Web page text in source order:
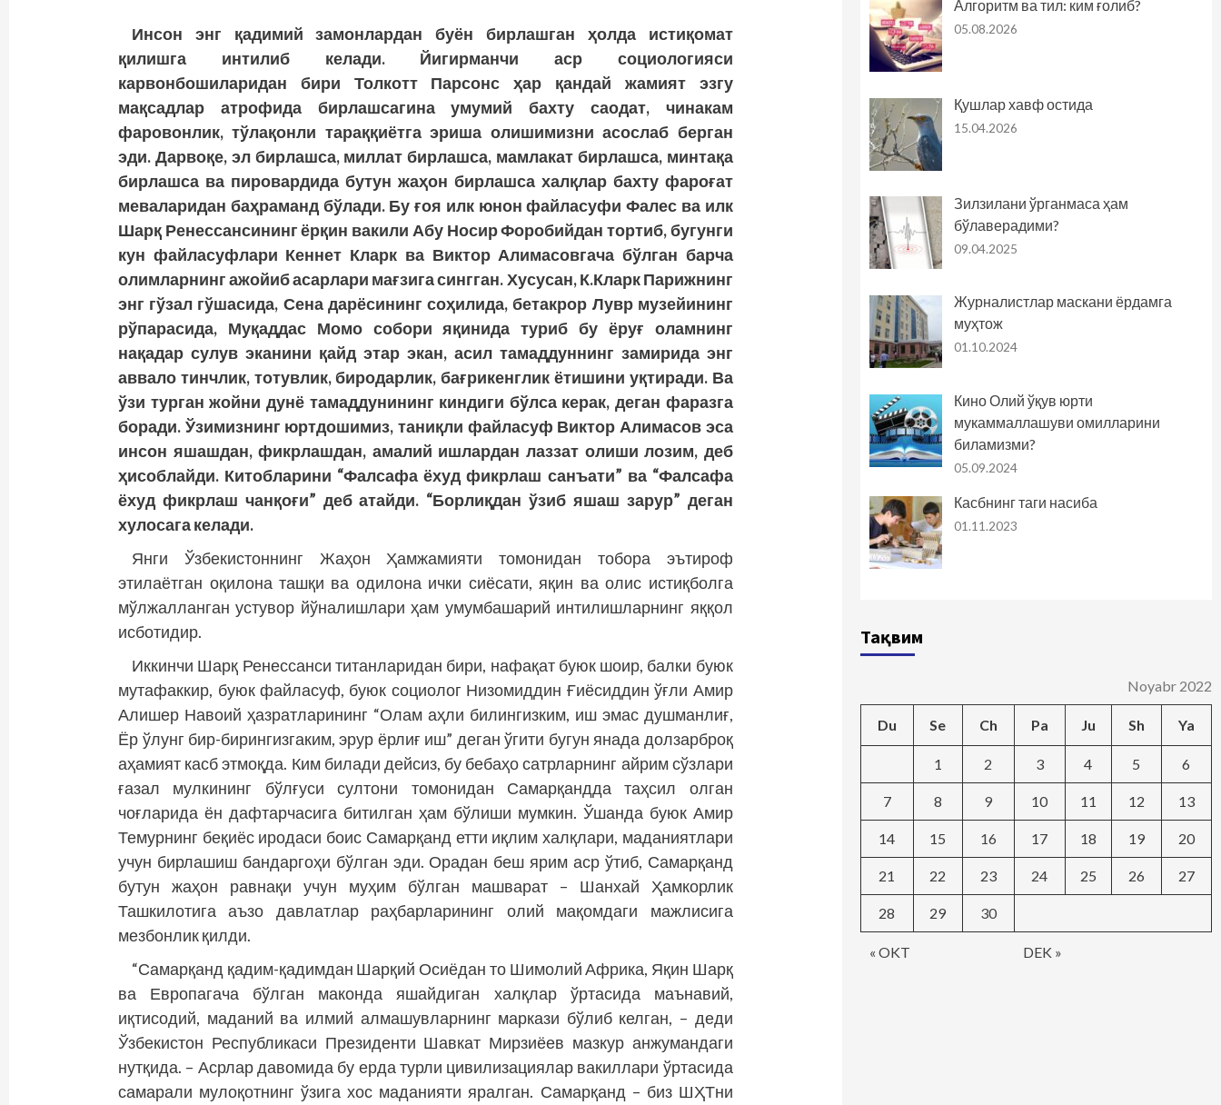
Инсон энг қадимий замонлардан буён бирлашган ҳолда истиқомат
қилишга интилиб келади. Йигирманчи аср социологияси
карвонбошиларидан бири Толкотт Парсонс ҳар қандай жамият эзгу
мақсадлар атрофида бирлашсагина умумий бахту саодат, чинакам
фаровонлик, тўлақонли тараққиётга эриша олишимизни асос­лаб берган
эди. Дарвоқе, эл бирлашса, миллат бирлашса, мамлакат бирлашса, минтақа
бирлашса ва пировардида бутун жаҳон бирлашса халқлар бахту фароғат
меваларидан баҳраманд бўлади. Бу ғоя илк юнон файласуфи Фалес ва илк
Шарқ Ренессансининг ёрқин вакили Абу Носир Форобийдан тортиб, бугунги
кун файласуфлари Кеннет Кларк ва Виктор Алимасовгача бўлган барча
олимларнинг ажойиб асарлари мағзига сингган. Хусусан, К.Кларк Парижнинг
энг гўзал гўшасида, Сена дарёсининг соҳилида, бетакрор Лувр музейининг
рўпарасида, Муқаддас Момо собори яқинида туриб бу ёруғ оламнинг
нақадар сулув эканини қайд этар экан, асил тамаддуннинг замирида энг
аввало тинчлик, тотувлик, биродарлик, бағрикенглик ётишини уқтиради. Ва
ўзи турган жойни дунё тамаддунининг киндиги бўлса керак, деган фаразга
боради. Ўзимизнинг юртдошимиз, таниқли файласуф Виктор Алимасов эса
инсон яшашдан, фикрлашдан, амалий ишлардан лаззат олиши лозим, деб
ҳисоблайди. Китобларини “Фалсафа ёхуд фикрлаш санъати” ва “Фалсафа
ёхуд фикрлаш чанқоғи” деб атайди. “Борлиқдан ўзиб яшаш зарур” деган
хулосага келади.
Янги Ўзбекистоннинг Жаҳон Ҳамжамияти томонидан тобора эътироф
этилаётган оқилона ташқи ва одилона ички сиёсати, яқин ва олис истиқболга
мўлжалланган устувор йўналишлари ҳам умумбашарий интилиш­ларнинг яққол
исботидир.
Иккинчи Шарқ Ренессанси титанларидан бири, нафақат буюк шоир, балки буюк
мутафаккир, буюк файласуф, буюк социолог Низомиддин Ғиёсиддин ўғли Амир
Алишер Навоий ҳазратларининг “Олам аҳли билингизким, иш эмас душманлиғ,
Ёр ўлунг бир-бирингизгаким, эрур ёрлиғ иш” деган ўгити бугун янада долзарброқ
аҳамият касб этмоқда. Ким билади дейсиз, бу бебаҳо сатрларнинг айрим сўзлари
ғазал мулкининг бўлғуси султони томонидан Самарқандда таҳсил олган
чоғларида ён дафтарчасига битилган ҳам бўлиши мумкин. Ўшанда буюк Амир
Темурнинг беқиёс иродаси боис Самарқанд етти иқлим халқлари, маданиятлари
учун бирлашиш бандаргоҳи бўлган эди. Орадан беш ярим аср ўтиб, Самарқанд
бутун жаҳон равнақи учун муҳим бўлган машварат – Шанхай Ҳамкорлик
Ташкилотига аъзо давлатлар раҳбарларининг олий мақомдаги мажлисига
мезбонлик қилди.
“Самарқанд қадим-қадимдан Шарқий Осиёдан то Шимолий Африка, Яқин Шарқ
ва Европагача бўлган маконда яшайдиган халқлар ўртасида маънавий,
иқтисодий, маданий ва илмий алмашувларнинг маркази бўлиб келган, – деди
Ўзбекистон Республикаси Президенти Шавкат Мирзиёев мазкур анжумандаги
нутқида. – Асрлар давомида бу ерда турли цивилизациялар вакиллари ўртасида
самарали мулоқотнинг ўзига хос маданияти яралган. Самарқанд – биз ШҲТни
Алгоритм ва тил: ким ғолиб?
05.08.2026
Қушлар хавф остида
15.04.2026
Зилзилани ўрганмаса ҳам
бўлаверадими?
09.04.2025
Журналистлар маскани ёрдамга
муҳтож
01.10.2024
Кино Олий ўқув юрти
мукаммаллашуви омилларини
биламизми?
05.09.2024
Касбнинг таги насиба
01.11.2023
Тақвим
Noyabr 2022
Du Se Ch Pa Ju Sh Ya
« OKT DEK »
1 2 3 4 5 6
7 8 9 10 11 12 13
14 15 16 17 18 19 20
21 22 23 24 25 26 27
28 29 30